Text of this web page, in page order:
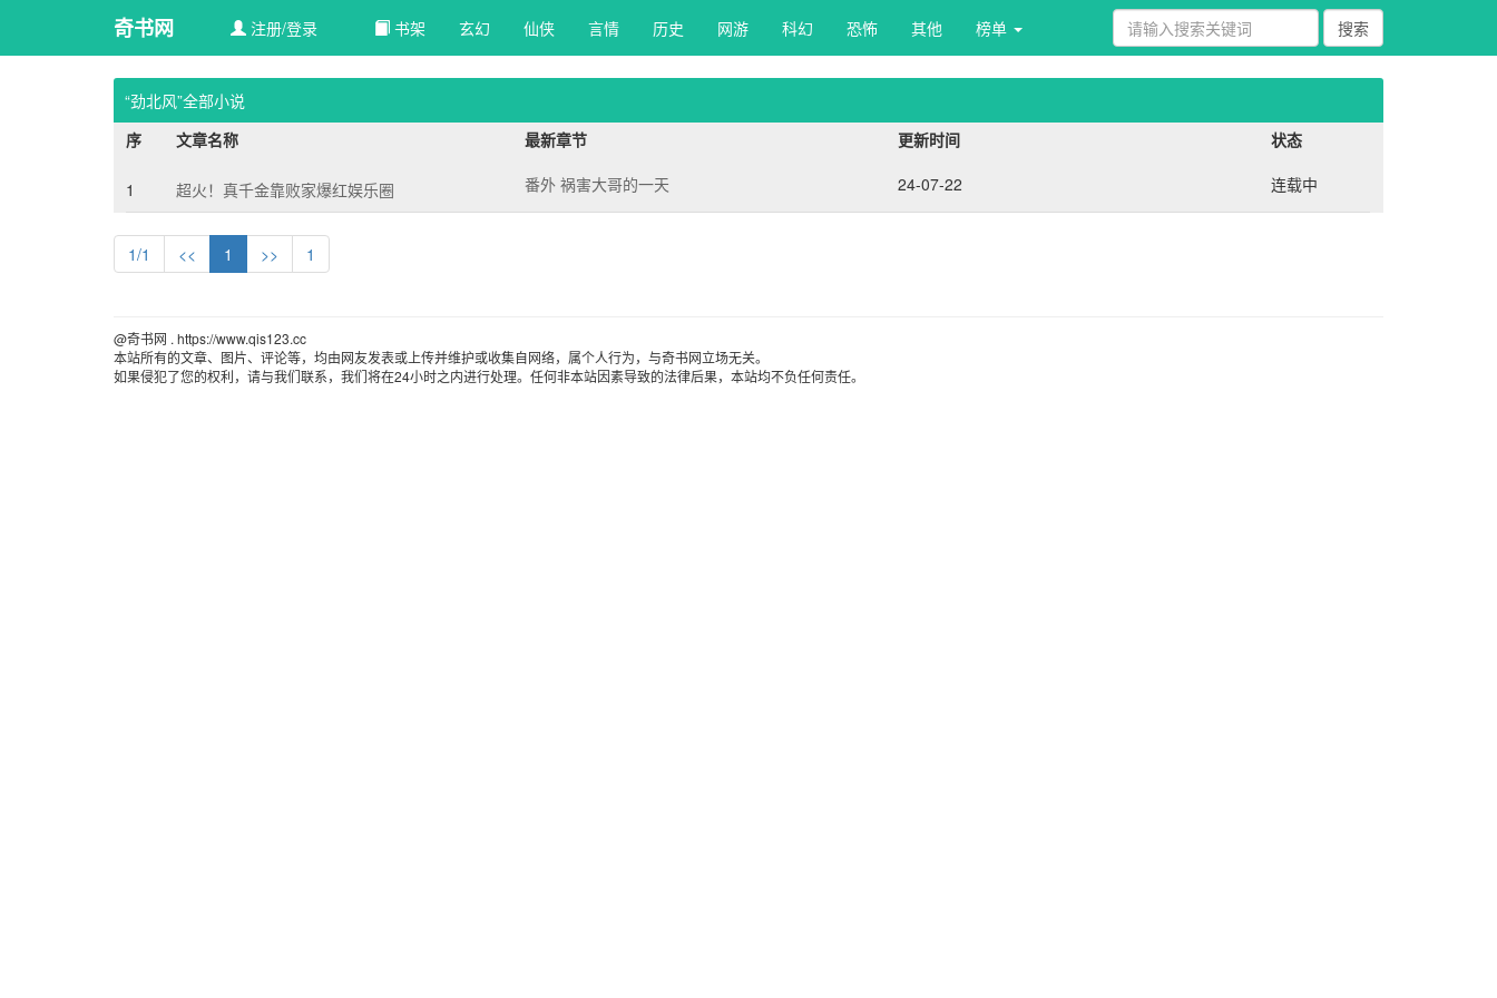
奇书网 注册/登录 书架 玄幻 仙侠 言情 历史 网游 科幻 恐怖 其他 榜单
“劲北风”全部小说
序
文章名称 最新章节 更新时间 状态
1 超火！真千金靠败家爆红娱乐圈 番外 祸害大哥的一天 24-07-22 连载中
1/1 << 1 >> 1
@奇书网 . https://www.qis123.cc
本站所有的文章、图片、评论等，均由网友发表或上传并维护或收集自网络，属个人行为，与奇书网立场无关。
如果侵犯了您的权利，请与我们联系，我们将在24小时之内进行处理。任何非本站因素导致的法律后果，本站均不负任何责任。